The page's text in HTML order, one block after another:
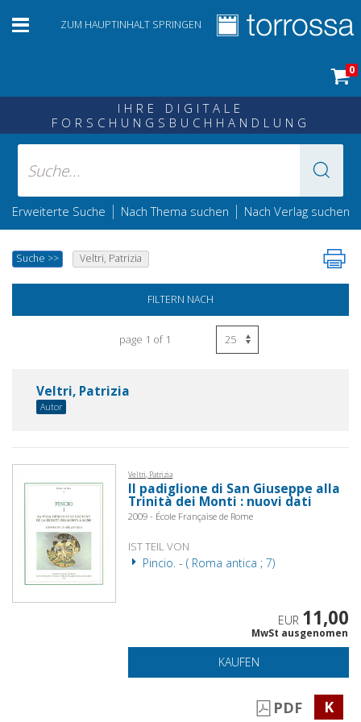
ZUM HAUPTINHALT SPRINGEN
0
IHRE DIGITALE
FORSCHUNGSBUCHHANDLUNG
Erweiterte Suche | Nach Thema suchen | Nach Verlag suchen
Suche >> Veltri, Patrizia
FILTERN NACH
page 1 of 1
Veltri, Patrizia
Autor
Veltri, Patrizia
Il padiglione di San Giuseppe alla
Trinità dei Monti : nuovi dati
2009 - École Française de Rome
IST TEIL VON
Pincio. - ( Roma antica ; 7)
EUR 11,00
MwSt ausgenomen
KAUFEN
PDF K